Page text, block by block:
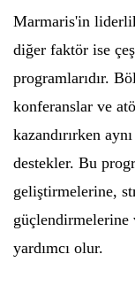
Marmaris'in
diğer faktör ise
programlarıdır.
konferanslar ve
kazandırırken
destekler. Bu
geliştirmelerine,
güçlendirmelerine
yardımcı olur.